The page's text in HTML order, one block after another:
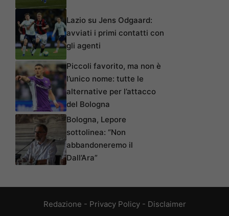
Lazio su Jens Odgaard:
avviati i primi contatti con
gli agenti
Piccoli favorito, ma non è
l’unico nome: tutte le
alternative per l’attacco
del Bologna
Bologna, Lepore
sottolinea: “Non
abbandoneremo il
Dall’Ara”
Redazione - Privacy Policy- Disclaimer